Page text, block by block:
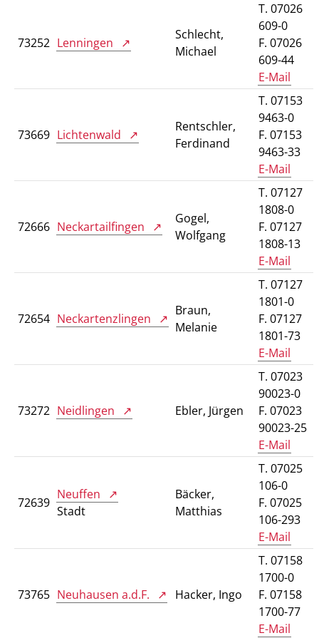
73252 Lenningen
Schlecht,
Michael
T. 07026
609-0
F. 07026
609-44
E-Mail
73669 Lichtenwald
Rentschler,
Ferdinand
T. 07153
9463-0
F. 07153
9463-33
E-Mail
72666 Neckartailfingen
Gogel,
Wolfgang
T. 07127
1808-0
F. 07127
1808-13
E-Mail
72654 Neckartenzlingen
Braun,
Melanie
T. 07127
1801-0
F. 07127
1801-73
E-Mail
73272 Neidlingen Ebler, Jürgen
T. 07023
90023-0
F. 07023
90023-25
E-Mail
72639
Neuffen
Stadt
Bäcker,
Matthias
T. 07025
106-0
F. 07025
106-293
E-Mail
73765 Neuhausen a.d.F. Hacker, Ingo
T. 07158
1700-0
F. 07158
1700-77
E-Mail